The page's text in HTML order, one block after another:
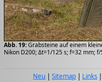
Abb. 19:Grabsteine auf einem
Nikon D200; Δt=1/125 s; f=32 mm;
Neu |Sitemap | Links